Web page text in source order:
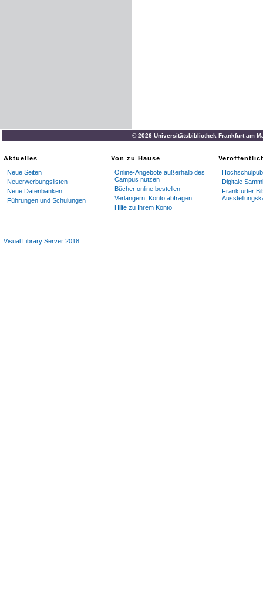
© 2026 Universitätsbibliothek Frankfurt am
Aktuelles
Neue Seiten
Neuerwerbungslisten
Neue Datenbanken
Führungen und Schulungen
Von zu Hause
Online-Angebote außerhalb des
Campus nutzen
Bücher online bestellen
Verlängern, Konto abfragen
Hilfe zu Ihrem Konto
Digitale
Frankfurter
Visual Library Server 2018